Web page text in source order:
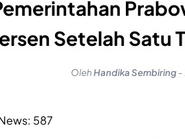
Setelah Satu
OlehHandika Sembiring -
587